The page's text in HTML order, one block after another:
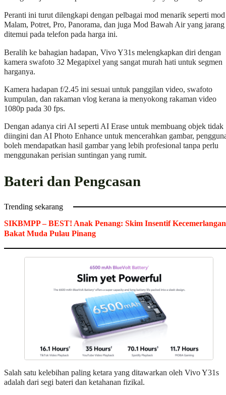
Peranti ini turut dilengkapi dengan pelbagai mod menarik seperti mod
Malam, Potret, Pro, Panorama, dan juga Mod Bawah Air yang jarang
ditemui pada telefon pada harga ini.
Beralih ke bahagian hadapan, Vivo Y31s melengkapkan diri dengan
kamera swafoto 32 Megapixel yang sangat murah hati untuk segmen
harganya.
Kamera hadapan f/2.45 ini sesuai untuk panggilan video, swafoto
kumpulan, dan rakaman vlog kerana ia menyokong rakaman video
1080p pada 30 fps.
Dengan adanya ciri AI seperti AI Erase untuk membuang objek tidak
diingini dan AI Photo Enhance untuk mencerahkan gambar,
boleh mendapatkan hasil gambar yang lebih profesional tanpa perlu
menggunakan perisian suntingan yang rumit.
Bateri dan Pengcasan
Trending sekarang
SIKBMPP – BEST! Anak Penang: Skim Insentif Kecemerlangan
Bakat Muda Pulau Pinang
Salah satu kelebihan paling ketara yang ditawarkan oleh Vivo Y31s
adalah dari segi bateri dan ketahanan fizikal.